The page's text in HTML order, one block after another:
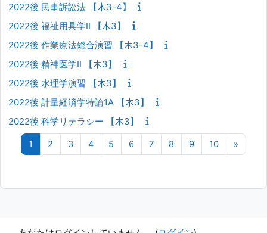
2022後 民事訴訟法 【木3-4】
2022後 福祉用具学II 【木3】
2022後 作業療法総合演習 【木3-4】
2022後 精神医学II 【木3】
2022後 水理学演習 【木3】
2022後 計量経済学特論1A 【木3】
2022後 科学リテラシー 【木3】
1 ページ 1
2 ページ 2
3ページ 3
4ページ 4
5 ページ 5
6ページ 6
7ページ 7
8 ページ 8
9ページ 9
10ページ 10
»